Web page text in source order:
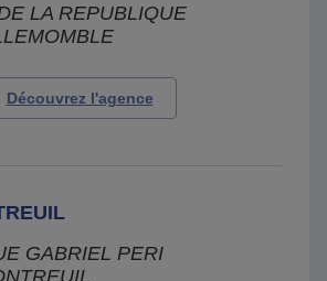
LA REPUBLIQUE
Découvrez l'agence
GABRIEL PERI